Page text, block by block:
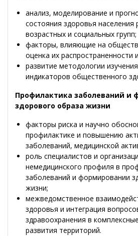
анализ, моделирование и
состояния здоровья населения
возрастных и социальных групп;
факторы, влияющие на
оценка их распространенности
развитие методологии
индикаторов общественного
Профилактика заболеваний и
здорового образа жизни
факторы риска и научно
профилактике и повышению
заболеваний, медицинской
роль специалистов и
немедицинского профиля в
заболеваний и формировании
жизни;
межведомственное
здоровья и интеграция
здравоохранения в
развития территорий.